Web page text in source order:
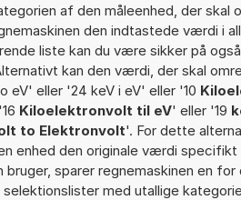
af den måleenhed, der skal
den indtastede værdi i
liste kan du være sikker på
kan den værdi, der skal
eV' eller '24 keV i eV' eller '10
Kiloelektronvolt til eV' eller '19
to Elektronvolt'. For dette
enhed den originale værdi specifikt
bruger, sparer regnemaskinen en
med utallige